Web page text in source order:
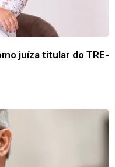
juíza titular do TRE-